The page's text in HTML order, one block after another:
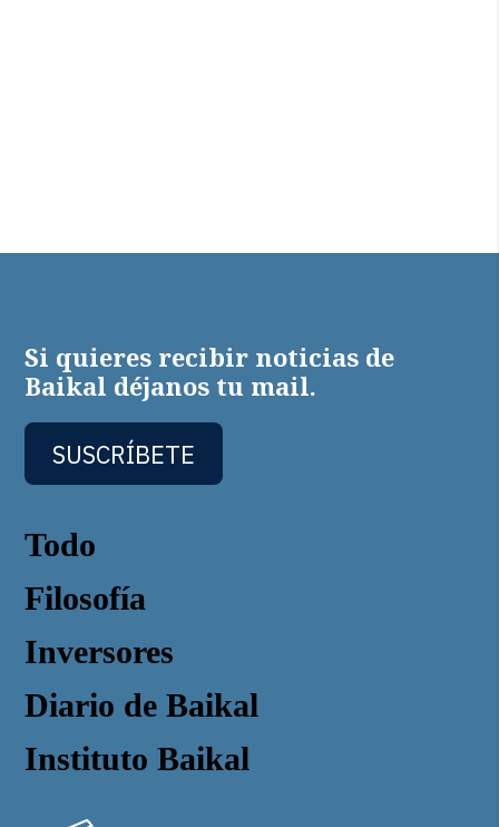
Todo
Filosofía
Inversores
Diario de Baikal
Instituto Baikal
Si quieres recibir noticias de
Baikal déjanos tu mail.
SUSCRÍBETE